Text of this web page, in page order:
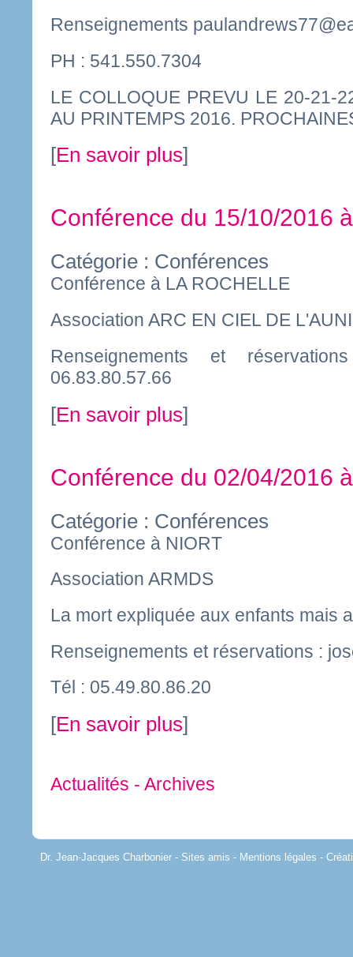
Renseignements
PH : 541.550.7304
LE COLLOQUE PREVU LE 20-21-
AU PRINTEMPS 2016.
[En savoir plus]
Conférence du 15/10/2016
Catégorie : Conférences
Conférence à LA ROCHELLE
Association ARC EN CIEL DE
Renseignements et
06.83.80.57.66
[En savoir plus]
Conférence du 02/04/2016
Catégorie : Conférences
Conférence à NIORT
Association ARMDS
La mort expliquée aux enfants mais
Renseignements et réservations :
Tél : 05.49.80.86.20
[En savoir plus]
Actualités - Archives
Dr. Jean-Jacques Charbonier - Sites amis - Mentions légales -